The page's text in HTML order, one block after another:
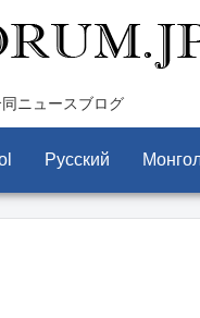
ニュースブログ
Pусский